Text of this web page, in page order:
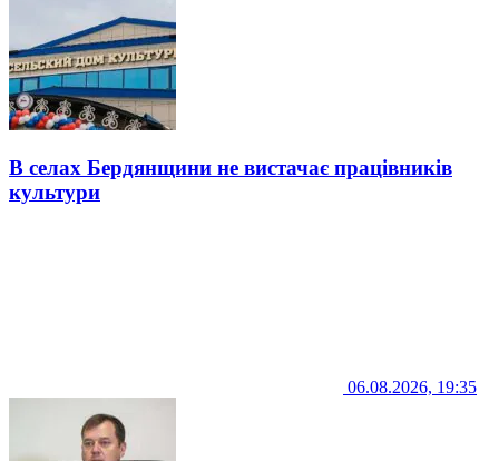
В селах Бердянщини не вистачає працівників
культури
06.08.2026, 19:35